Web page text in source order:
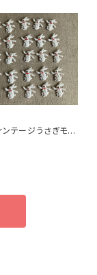
ンテージうさぎモチ
ツ30個セットNo19